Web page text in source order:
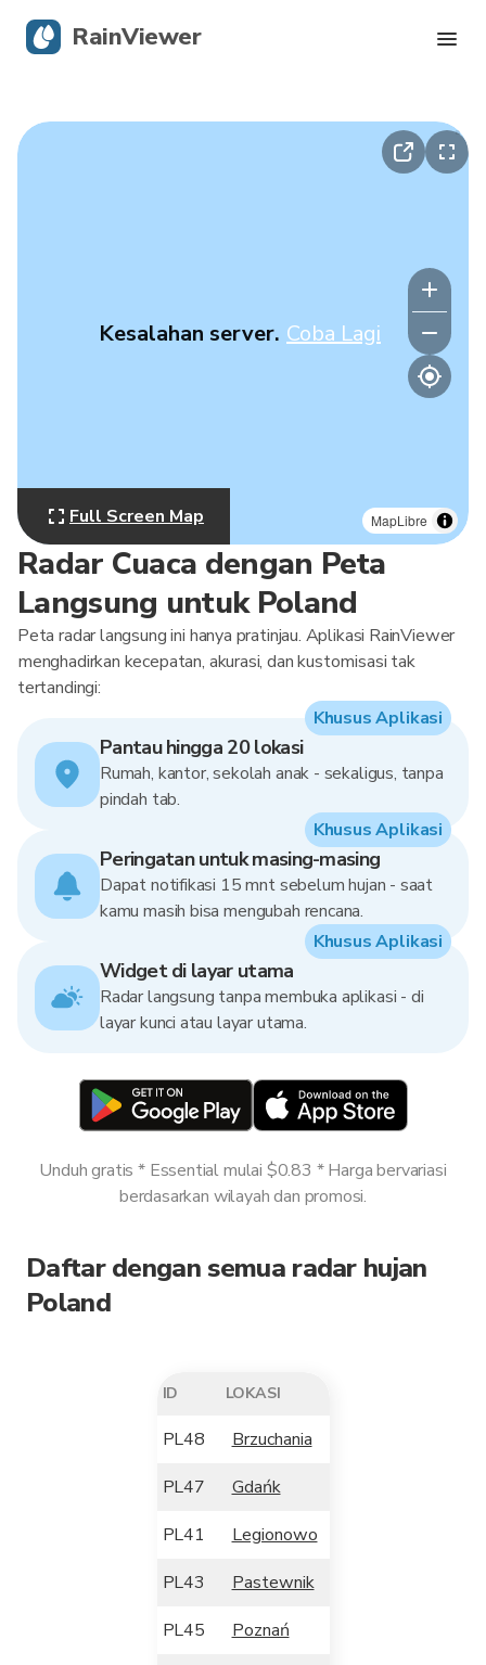
Radar Cuaca dengan Peta
Langsung untuk Poland
Peta radar langsung ini hanya pratinjau. Aplikasi RainViewer
menghadirkan kecepatan, akurasi, dan kustomisasi tak
tertandingi:
Pantau hingga 20 lokasi
Rumah, kantor, sekolah anak - sekaligus, tanpa
pindah tab.
Khusus Aplikasi
Peringatan untuk masing-masing
Dapat notifikasi 15 mnt sebelum hujan - saat
kamu masih bisa mengubah rencana.
Khusus Aplikasi
Widget di layar utama
Radar langsung tanpa membuka aplikasi - di
layar kunci atau layar utama.
Khusus Aplikasi
Unduh gratis * Essential mulai $0.83 * Harga bervariasi
berdasarkan wilayah dan promosi.
MapLibre
Kesalahan server. Coba Lagi
Full Screen Map
Daftar dengan semua radar hujan
Poland
ID LOKASI
PL48
Brzuchania
PL47
Gdańk
PL41
Legionowo
PL43
Pastewnik
PL45
Poznań
RainViewer